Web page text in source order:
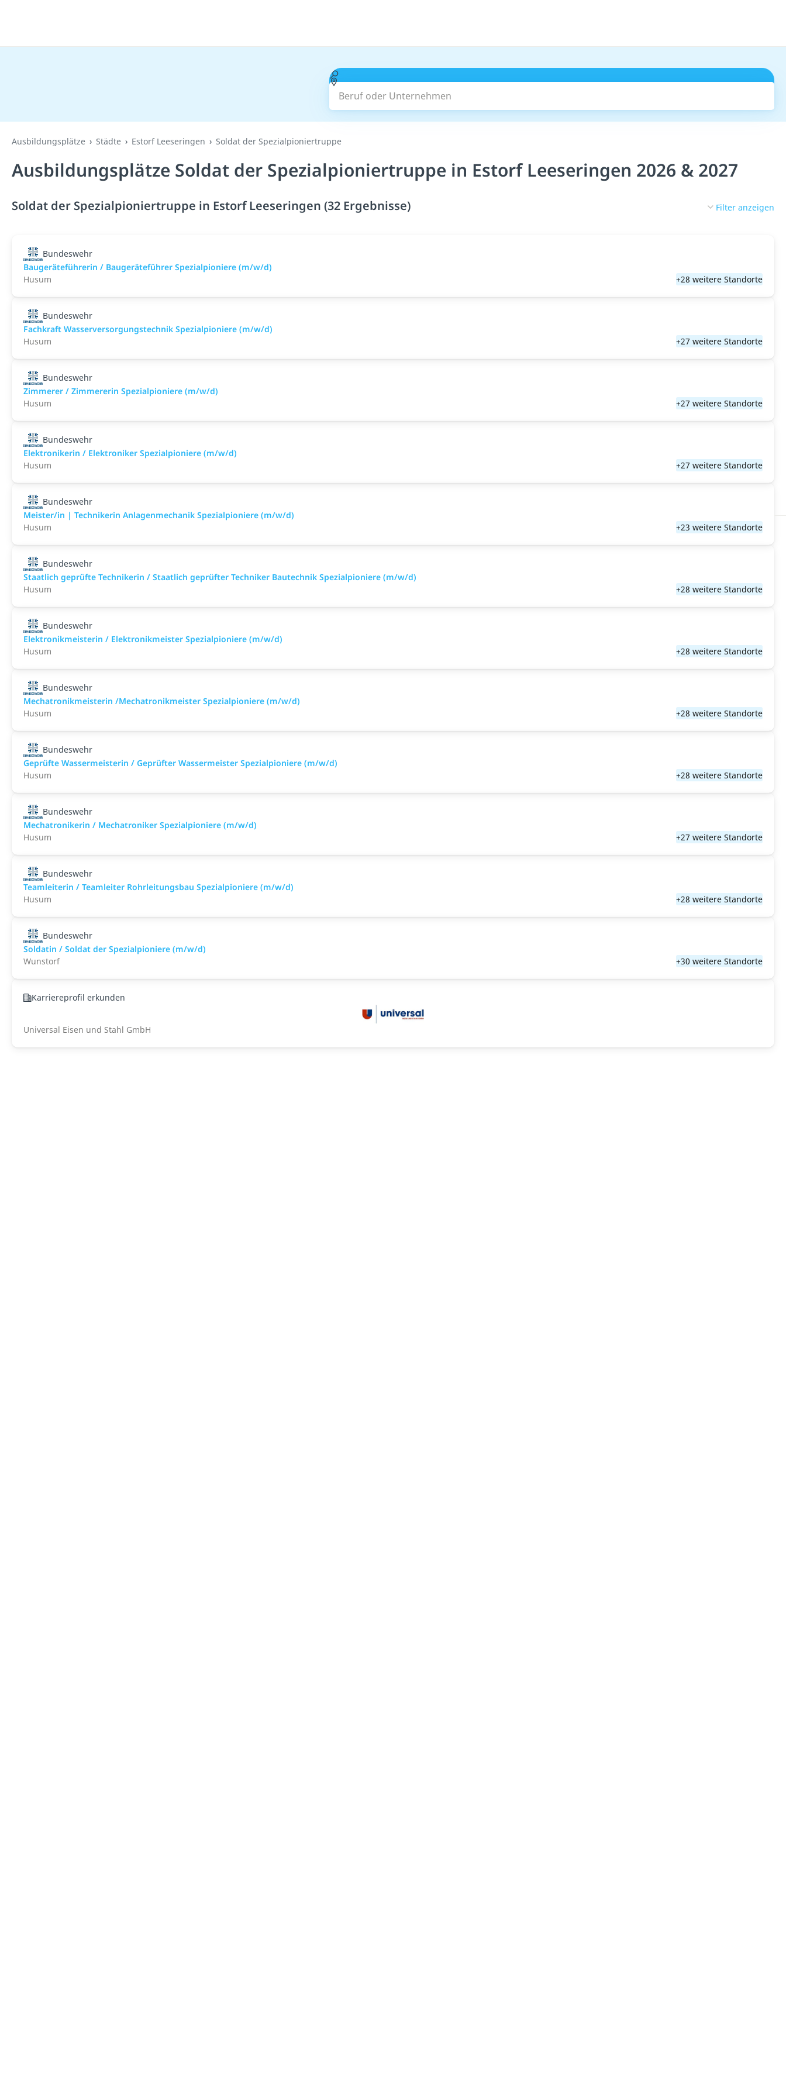
Beruf oder Unternehmen
Ausbildungsplätze Städte Estorf Leeseringen Soldat der Spezialpioniertruppe
Ausbildungsplätze Soldat der Spezialpioniertruppe in Estorf Leeseringen 2026 & 2027
Soldat der Spezialpioniertruppe in Estorf Leeseringen (32 Ergebnisse) Filter anzeigen
Bundeswehr
Baugeräteführerin / Baugeräteführer Spezialpioniere (m/w/d)
Husum
+28 weitere Standorte
Bundeswehr
Fachkraft Wasserversorgungstechnik Spezialpioniere (m/w/d)
Husum
+27 weitere Standorte
Bundeswehr
Zimmerer / Zimmererin Spezialpioniere (m/w/d)
Husum
+27 weitere Standorte
Bundeswehr
Elektronikerin / Elektroniker Spezialpioniere (m/w/d)
Husum
+27 weitere Standorte
Bundeswehr
Meister/in | Technikerin Anlagenmechanik Spezialpioniere (m/w/d)
Husum
+23 weitere Standorte
Bundeswehr
Staatlich geprüfte Technikerin / Staatlich geprüfter Techniker Bautechnik Spezialpioniere (m/w/d)
Husum
+28 weitere Standorte
Bundeswehr
Elektronikmeisterin / Elektronikmeister Spezialpioniere (m/w/d)
Husum
+28 weitere Standorte
Bundeswehr
Mechatronikmeisterin /Mechatronikmeister Spezialpioniere (m/w/d)
Husum
+28 weitere Standorte
Bundeswehr
Geprüfte Wassermeisterin / Geprüfter Wassermeister Spezialpioniere (m/w/d)
Husum
+28 weitere Standorte
Bundeswehr
Mechatronikerin / Mechatroniker Spezialpioniere (m/w/d)
Husum
+27 weitere Standorte
Bundeswehr
Teamleiterin / Teamleiter Rohrleitungsbau Spezialpioniere (m/w/d)
Husum
+28 weitere Standorte
Bundeswehr
Soldatin / Soldat der Spezialpioniere (m/w/d)
Wunstorf
+30 weitere Standorte
Karriereprofil erkunden
Universal Eisen und Stahl GmbH